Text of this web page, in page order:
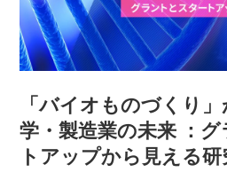
「バイオものづくり
学・製造業の未来 ：
トアップから見える